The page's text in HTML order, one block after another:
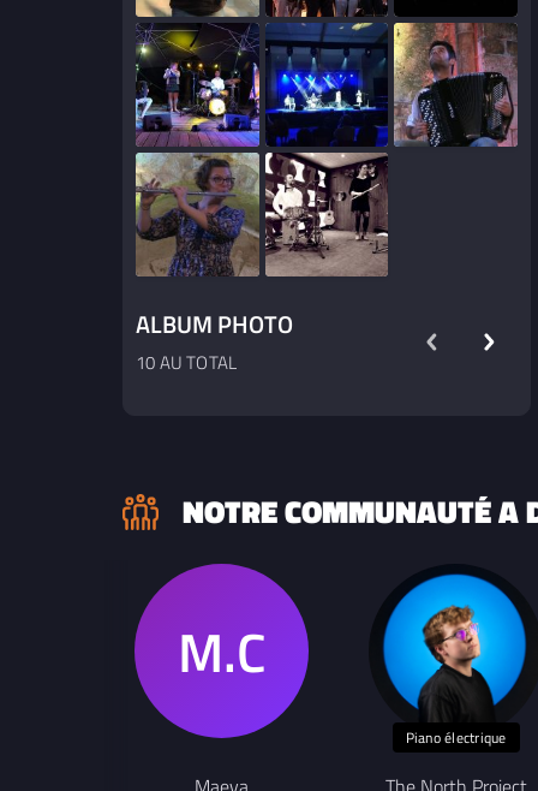
ALBUM PHOTO
10 AU TOTAL
NOTRE COMMUNAUTÉ A
Piano électrique